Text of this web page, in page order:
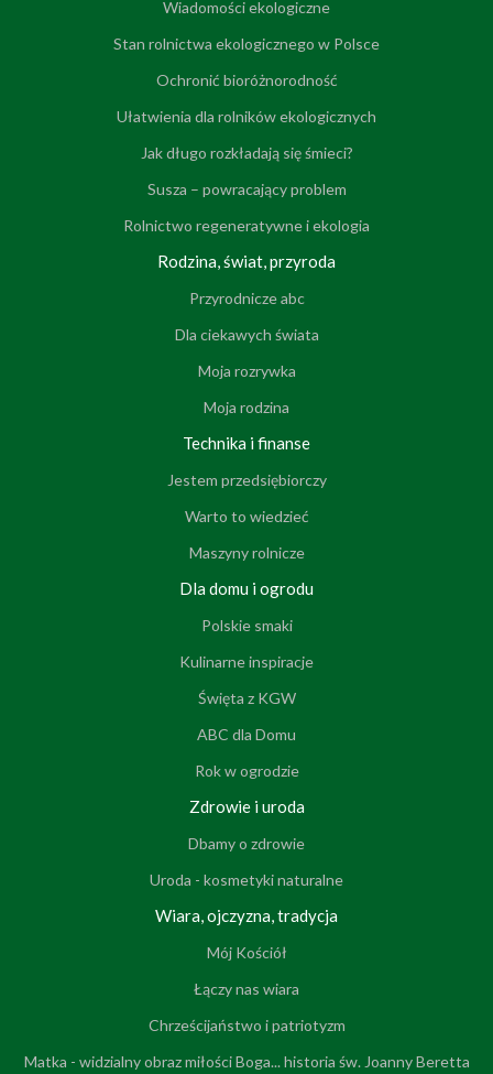
Wiadomości ekologiczne
Stan rolnictwa ekologicznego w Polsce
Ochronić bioróżnorodność
Ułatwienia dla rolników ekologicznych
Jak długo rozkładają się śmieci?
Susza – powracający problem
Rolnictwo regeneratywne i ekologia
Rodzina, świat, przyroda
Przyrodnicze abc
Dla ciekawych świata
Moja rozrywka
Moja rodzina
Technika i finanse
Jestem przedsiębiorczy
Warto to wiedzieć
Maszyny rolnicze
Dla domu i ogrodu
Polskie smaki
Kulinarne inspiracje
Święta z KGW
ABC dla Domu
Rok w ogrodzie
Zdrowie i uroda
Dbamy o zdrowie
Uroda - kosmetyki naturalne
Wiara, ojczyzna, tradycja
Mój Kościół
Łączy nas wiara
Chrześcijaństwo i patriotyzm
Matka - widzialny obraz miłości Boga... historia św. Joanny Beretta